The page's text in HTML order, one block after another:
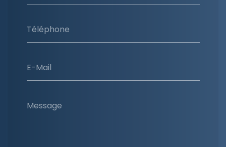
Téléphone
E-Mail
Message